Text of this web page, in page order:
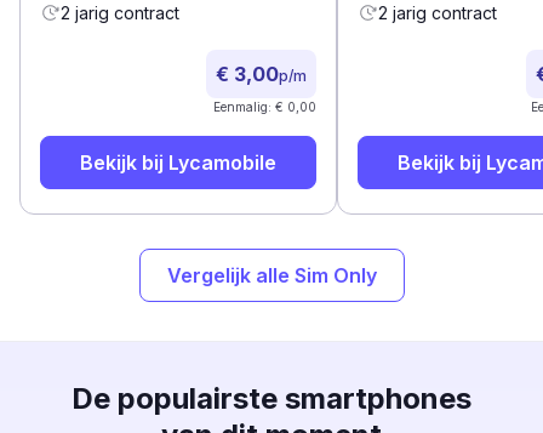
2 jarig contract
€ 3,00p/m
Eenmalig: € 0,00
Bekijk bij Lycamobile
2 jarig contract
Bekijk bij
Vergelijk alle Sim Only
De populairste smartphones